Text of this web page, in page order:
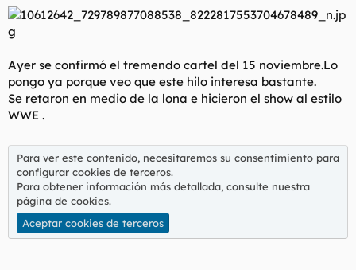
Ayer se confirmó el tremendo cartel del 15 noviembre.Lo
pongo ya porque veo que este hilo interesa bastante.
Se retaron en medio de la lona e hicieron el show al estilo
WWE .
Para ver este contenido, necesitaremos su consentimiento para
configurar cookies de terceros.
Para obtener información más detallada, consulte nuestra
página de cookies.
Aceptar cookies de terceros